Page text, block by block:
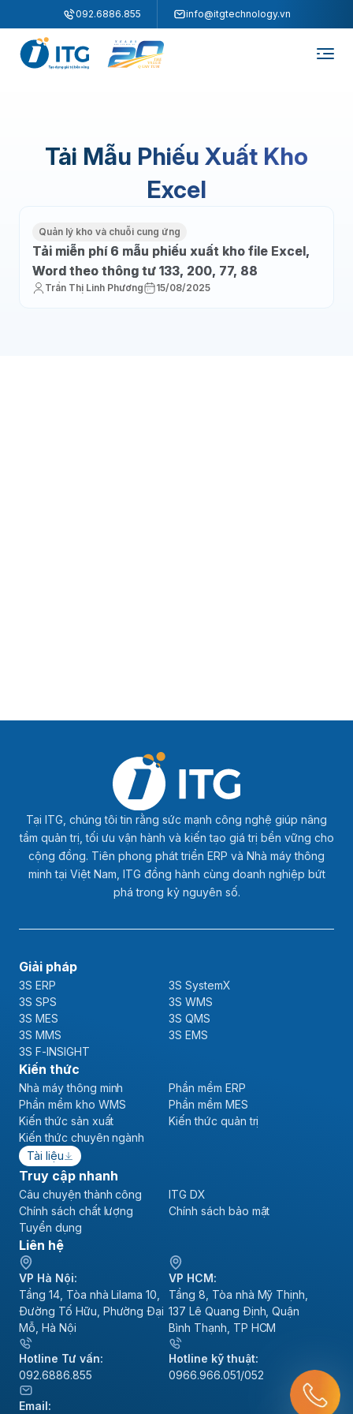
092.6886.855 info@itgtechnology.vn
Tải Mẫu Phiếu Xuất Kho
Excel
Quản lý kho và chuỗi cung ứng
Tải miễn phí 6 mẫu phiếu xuất kho file Excel,
Word theo thông tư 133, 200, 77, 88
Trần Thị Linh Phương 15/08/2025
Tại ITG, chúng tôi tin rằng sức mạnh công nghệ giúp nâng
tầm quản trị, tối ưu vận hành và kiến tạo giá trị bền vững cho
cộng đồng. Tiên phong phát triển ERP và Nhà máy thông
minh tại Việt Nam, ITG đồng hành cùng doanh nghiệp bứt
phá trong kỷ nguyên số.
Giải pháp
3S ERP
3S SystemX
3S SPS
3S WMS
3S MES
3S QMS
3S MMS
3S EMS
3S F-INSIGHT
Kiến thức
Nhà máy thông minh
Phần mềm ERP
Phần mềm kho WMS
Phần mềm MES
Kiến thức sản xuất
Kiến thức quản trị
Kiến thức chuyên ngành
Tài liệu
Truy cập nhanh
Câu chuyện thành công
ITG DX
Chính sách chất lượng
Chính sách bảo mật
Tuyển dụng
Liên hệ
VP Hà Nội:
Tầng 14, Tòa nhà Lilama 10,
Đường Tố Hữu, Phường Đại
Mỗ, Hà Nội
VP HCM:
Tầng 8, Tòa nhà Mỹ Thịnh,
137 Lê Quang Định, Quận
Bình Thạnh, TP HCM
Hotline Tư vấn:
092.6886.855
Hotline kỹ thuật:
0966.966.051/052
Email: